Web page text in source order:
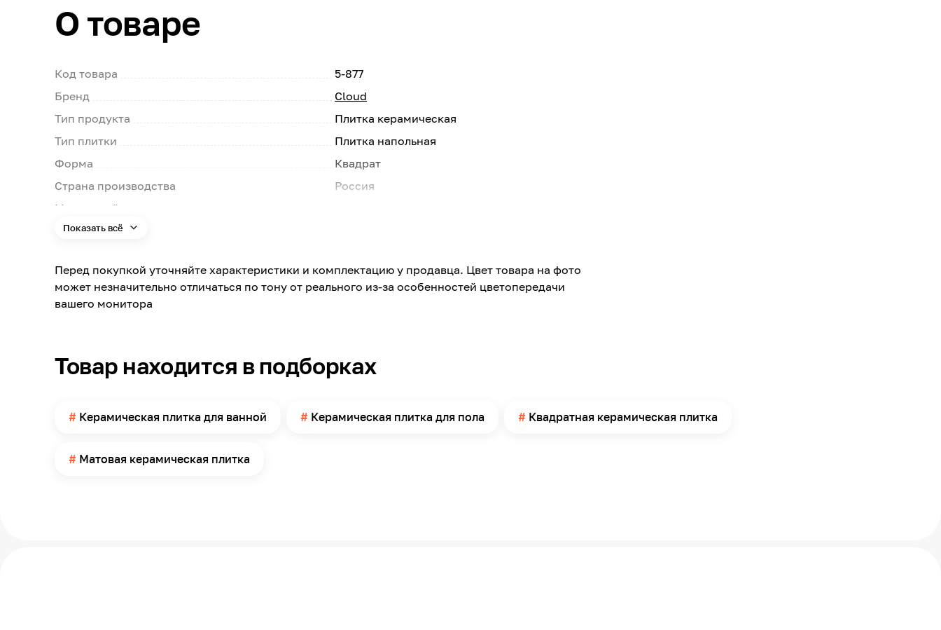
О товаре
Код товара
5-877
Бренд
Cloud
Тип продукта
Плитка керамическая
Тип плитки
Плитка напольная
Форма
Квадрат
Страна производства
Россия
Модельный ряд
Материал
Ширина
418
Поверхность применения
Пол
Показать всё
Перед покупкой уточняйте характеристики и комплектацию у продавца. Цвет товара на фото
может незначительно отличаться по тону от реального из-за особенностей цветопередачи
вашего монитора
Товар находится в подборках
Керамическая плитка для ванной Керамическая плитка для пола Квадратная керамическая плитка
Матовая керамическая плитка